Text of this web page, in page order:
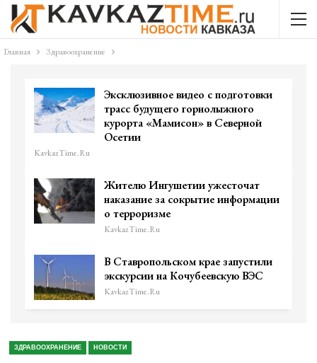
Главная Здравоохранение
Эксклюзивное видео с подготовки
трасс будущего горнолыжного
курорта «Мамисон» в Северной
Осетии
KavkazTime.ru
Жителю Ингушетии ужесточат
наказание за сокрытие информации
о терроризме
KavkazTime.ru
В Ставропольском крае запустили
экскурсии на Кочубеевскую ВЭС
KavkazTime.ru
ЗДРАВООХРАНЕНИЕ НОВОСТИ